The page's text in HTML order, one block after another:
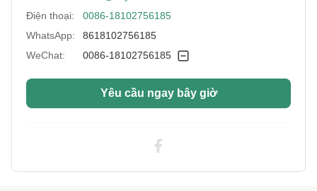
Color: trắng
More Sizes: Có thể tùy chỉnh
Silicified:
Điện thoại:
0086-18102756185
WhatsApp:
8618102756185
WeChat:
0086-18102756185
Yêu cầu ngay bây giờ